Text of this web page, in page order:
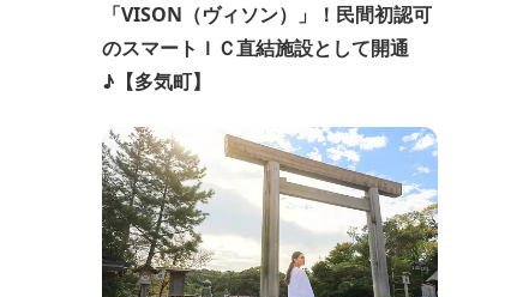
「VISON（ヴィソン）」！民間初認可
のスマートＩＣ直結施設として開通
♪【多気町】